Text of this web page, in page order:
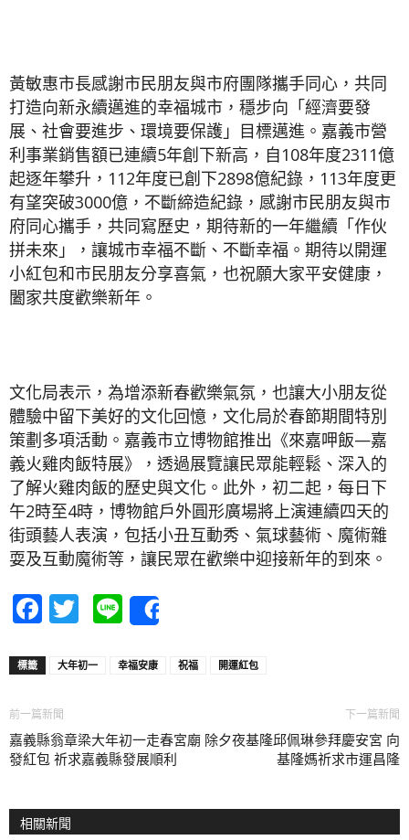
黃敏惠市長感謝市民朋友與市府團隊攜手同心，共同
打造向新永續邁進的幸福城市，穩步向「經濟要發
展、社會要進步、環境要保護」目標邁進。嘉義市營
利事業銷售額已連續5年創下新高，自108年度2311億
起逐年攀升，112年度已創下2898億紀錄，113年度更
有望突破3000億，不斷締造紀錄，感謝市民朋友與市
府同心攜手，共同寫歷史，期待新的一年繼續「作伙
拼未來」，讓城市幸福不斷、不斷幸福。期待以開運
小紅包和市民朋友分享喜氣，也祝願大家平安健康，
闔家共度歡樂新年。
文化局表示，為增添新春歡樂氣氛，也讓大小朋友從
體驗中留下美好的文化回憶，文化局於春節期間特別
策劃多項活動。嘉義市立博物館推出《來嘉呷飯—嘉
義火雞肉飯特展》，透過展覽讓民眾能輕鬆、深入的
了解火雞肉飯的歷史與文化。此外，初二起，每日下
午2時至4時，博物館戶外圓形廣場將上演連續四天的
街頭藝人表演，包括小丑互動秀、氣球藝術、魔術雜
耍及互動魔術等，讓民眾在歡樂中迎接新年的到來。
Facebook
Twitter
Line
標籤 大年初一 幸福安康 祝福 開運紅包
前一篇新聞
嘉義縣翁章梁大年初一走春宮廟
發紅包 祈求嘉義縣發展順利
下一篇新聞
除夕夜基隆邱佩琳參拜慶安宮 向
基隆媽祈求市運昌隆
相關新聞